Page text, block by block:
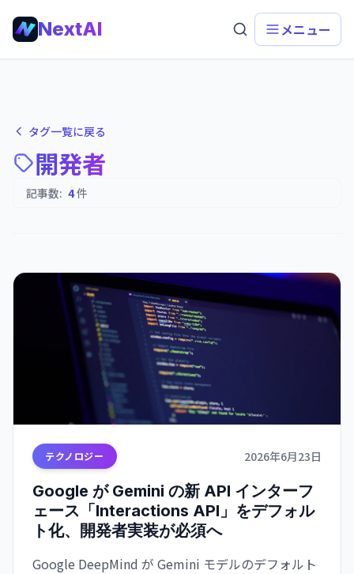
NextAI メニュー
タグ一覧に戻る
開発者
記事数: 4件
テクノロジー 2026年6月23日
Google が Gemini の新 API インターフ
ェース「Interactions API」をデフォル
ト化、開発者実装が必須へ
Google DeepMind が Gemini モデルのデフォルト